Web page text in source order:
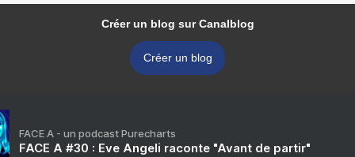
Créer un blog sur Canalblog
Créer un blog
FACE A - un podcast Purecharts
FACE A #30 : Eve Angeli raconte "Avant de partir"